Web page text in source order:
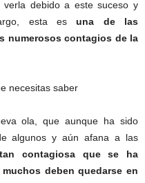
debido a este suceso y
esta esuna de las
numerosos contagios de la
ola, que aunque ha sido
algunos y aún afana a las
contagiosa que se ha
deben quedarse en